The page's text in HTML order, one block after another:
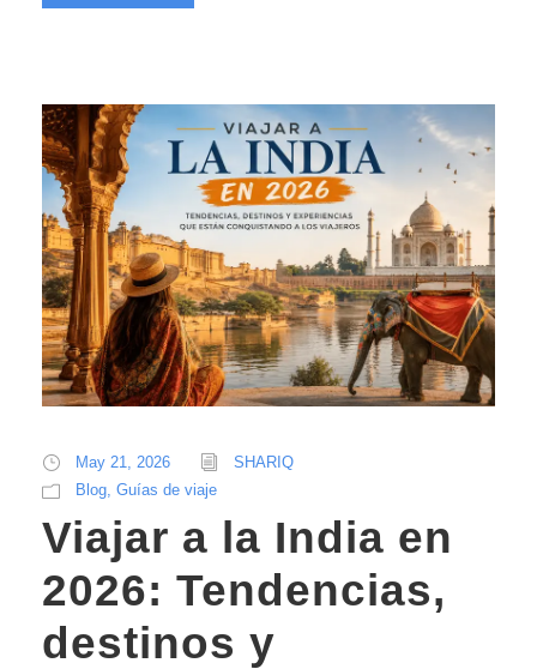
May 21, 2026
SHARIQ
Blog Guías de viaje
Viajar a la India en
2026: Tendencias,
destinos y